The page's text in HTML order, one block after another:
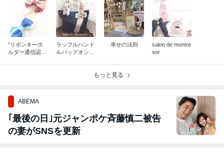
”リボンキーホ
ルダー通信認定
ラッフルハンド
ルバッグオンラ
幸せの法則
salon de montre
sor
もっと見る
ABEMA
｢最後の日｣元ジャンポケ斉藤慎二被告
の妻がSNSを更新